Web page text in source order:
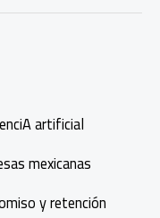
artificial
mexicanas
y retención